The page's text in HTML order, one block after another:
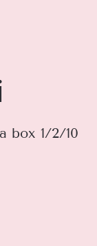
box 1/2/10